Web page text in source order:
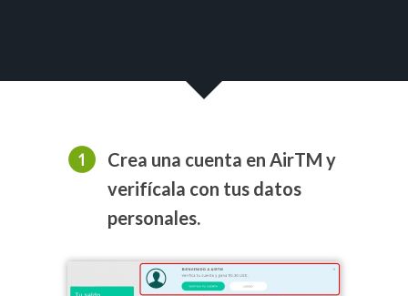
Crea una cuenta en AirTM y
verifícala con tus datos
personales.